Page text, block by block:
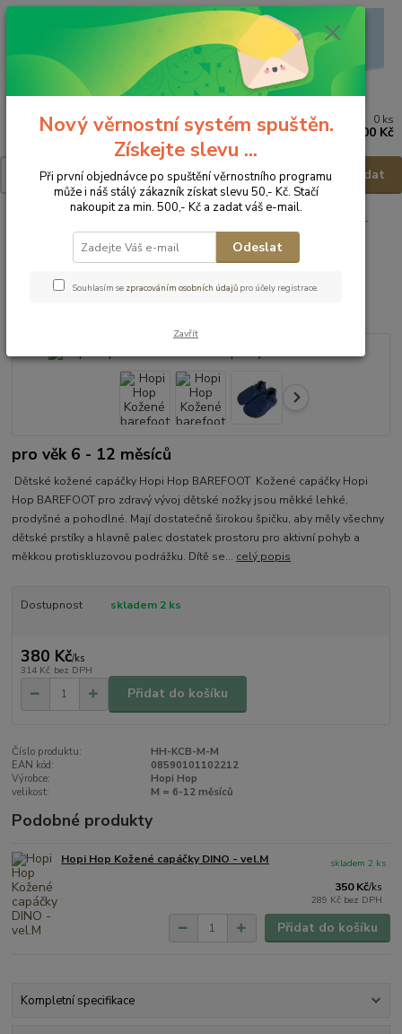
Menu
Hledat
0 ks
0,00 Kč
Hopi Hop Kožené barefoot capáčky -
modré - vel.M
Hopi Hop Kožené barefoot
capáčky - modré - vel.M
pro věk 6 - 12 měsíců
Dětské kožené capáčky Hopi Hop BAREFOOT Kožené capáčky Hopi
Hop BAREFOOT pro zdravý vývoj dětské nožky jsou měkké lehké,
prodyšné a pohodlné. Mají dostatečně širokou špičku, aby měly všechny
dětské prstíky a hlavně palec dostatek prostoru pro aktivní pohyb a
měkkou protiskluzovou podrážku. Dítě se... celý popis
Dostupnost skladem 2 ks
380 Kč/ks
314 Kč bez DPH
Přidat do košíku
Číslo produktu:
HH-KCB-M-M
EAN kód:
08590101102212
Výrobce:
Hopi Hop
velikost:
M = 6-12 měsíců
Podobné produkty
Hopi Hop Kožené capáčky DINO - vel.M
350 Kč/ks
289 Kč bez DPH
skladem 2 ks
Přidat do košíku
Kompletní specifikace
Nový věrnostní systém spuštěn.
Získejte slevu ...
Při první objednávce po spuštění věrnostního programu
může i náš stálý zákazník získat slevu 50,- Kč. Stačí
nakoupit za min. 500,- Kč a zadat váš e-mail.
Odeslat
Souhlasím se zpracováním osobních údajů pro účely registrace.
Zavřít